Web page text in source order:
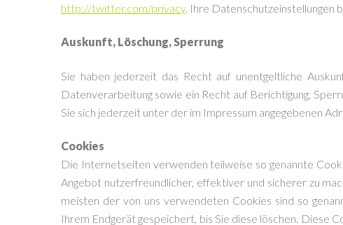
http://twitter.com/privacy. Ihre Datenschutzeinstellungen
Auskunft, Löschung, Sperrung
Sie haben jederzeit das Recht auf unentgeltliche
Datenverarbeitung sowie ein Recht auf Berichtigung,
Sie sich jederzeit unter der im Impressum angegebenen
Cookies
Die Internetseiten verwenden teilweise so genannte
Angebot nutzerfreundlicher, effektiver und sicherer zu
meisten der von uns verwendeten Cookies sind so
Ihrem Endgerät gespeichert, bis Sie diese löschen. Diese